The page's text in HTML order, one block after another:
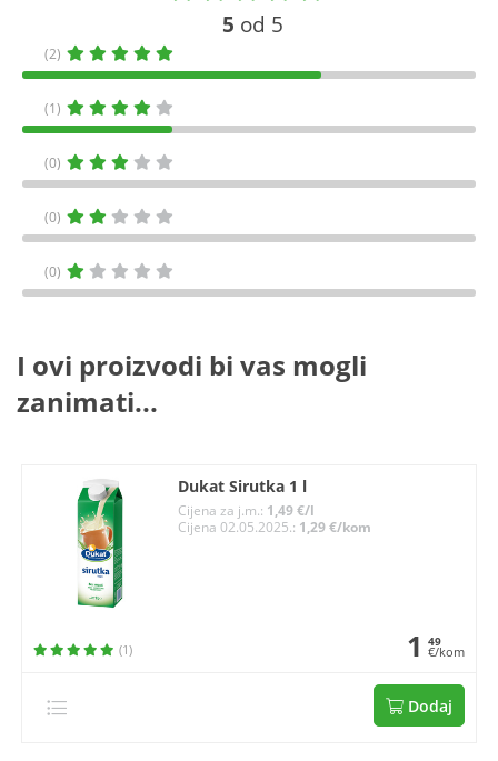
5 od 5
(2)
(1)
(0)
(0)
(0)
I ovi proizvodi bi vas mogli
zanimati...
Dukat Sirutka 1 l
Cijena za j.m.: 1,49 €/l
Cijena 02.05.2025.: 1,29 €/kom
(1) 1 49
€/kom
Dodaj